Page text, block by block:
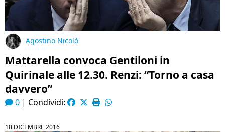
Agostino Nicolò
Mattarella convoca Gentiloni in
Quirinale alle 12.30. Renzi: “Torno a casa
davvero”
0 | Condividi:
10 DICEMBRE 2016